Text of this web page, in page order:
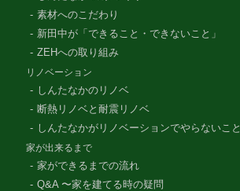
素材へのこだわり
新田中が「できること・できないこと」
ZEHへの取り組み
リノベーション
しんたなかのリノベ
断熱リノベと耐震リノベ
しんたなかがリノベーションでやらないこと
家が出来るまで
家ができるまでの流れ
Q&A 〜家を建てる時の疑問